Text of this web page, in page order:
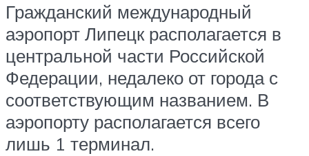
Гражданский международный
аэропорт Липецк располагается в
центральной части Российской
Федерации, недалеко от города с
соответствующим названием. В
аэропорту располагается всего
лишь 1 терминал.